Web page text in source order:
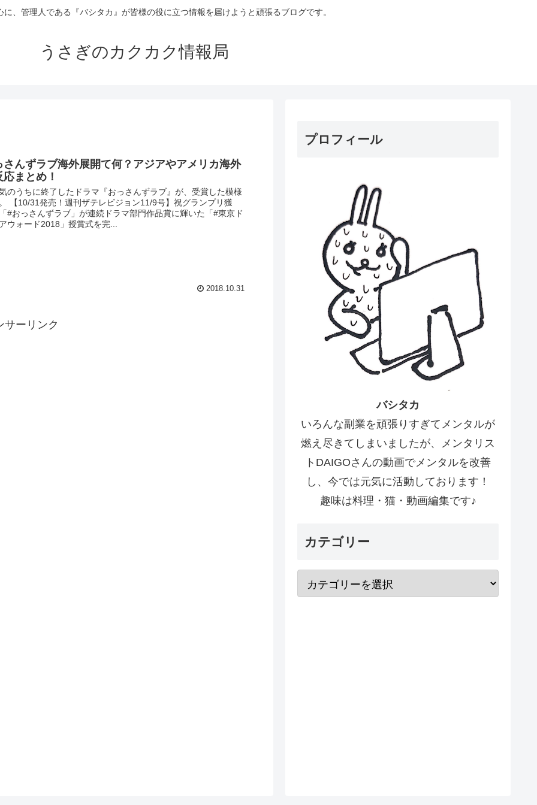
に、管理人である『バシタカ』が皆様の役に立つ情報を届けようと頑張るブログです。
うさぎのカクカク情報局
さんずラブ海外展開て何？アジアやアメリカ海外
応まとめ！
のうちに終了したドラマ『おっさんずラブ』が、受賞した模様
【10/31発売！週刊ザテレビジョン11/9号】祝グランプリ獲
#おっさんずラブ」が連続ドラマ部門作品賞に輝いた「#東京ド
ウォード2018」授賞式を完...
2018.10.31
サーリンク
プロフィール
バシタカ
いろんな副業を頑張りすぎてメンタルが
燃え尽きてしまいましたが、メンタリス
トDAIGOさんの動画でメンタルを改善
し、今では元気に活動しております！
趣味は料理・猫・動画編集です♪
カテゴリー